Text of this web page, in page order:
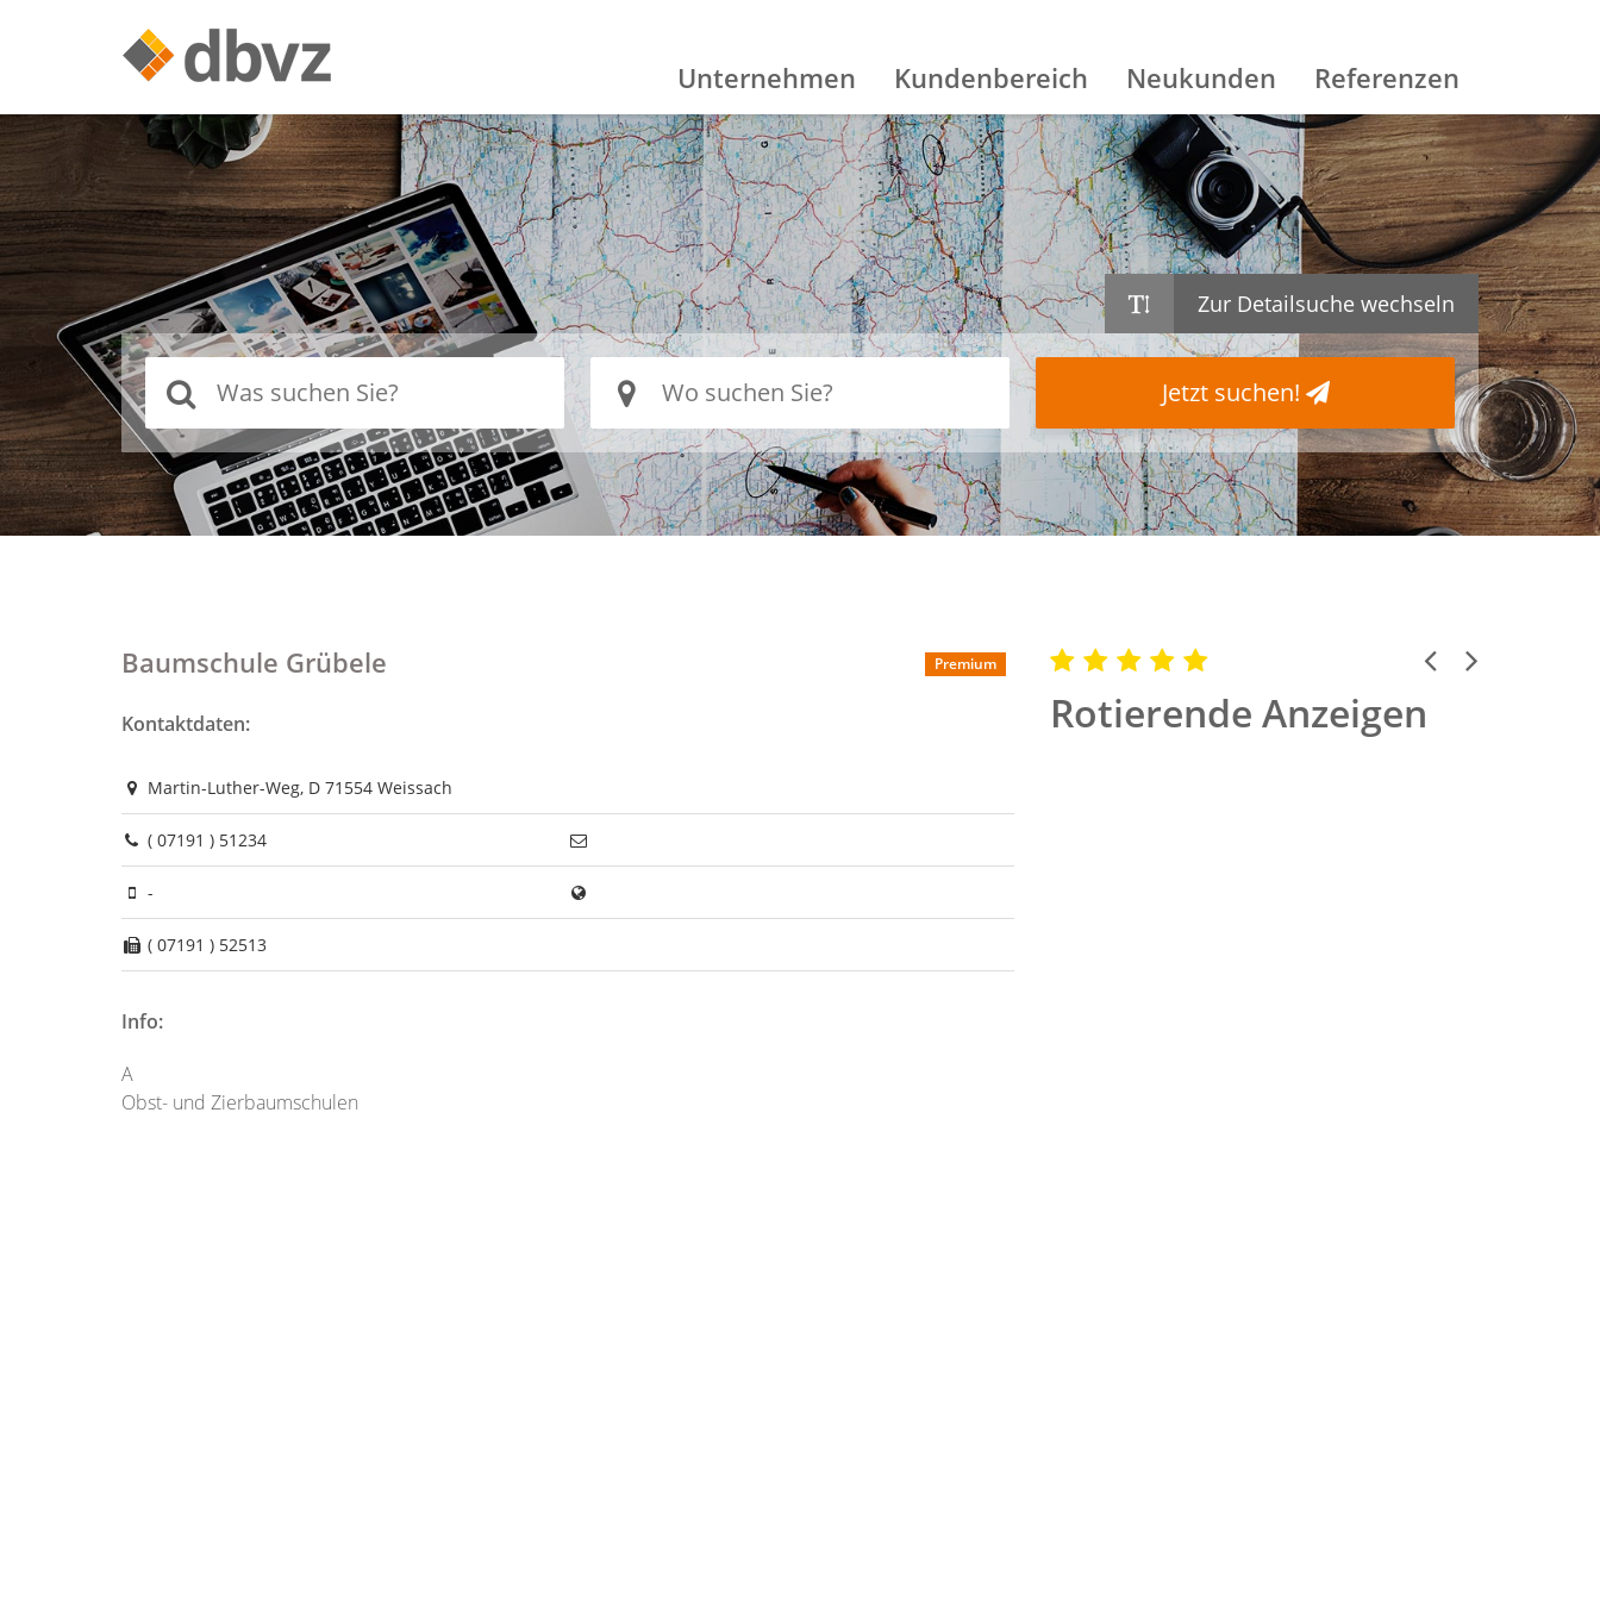
Unternehmen Kundenbereich Neukunden Referenzen
Zur Detailsuche wechseln
Jetzt suchen!
Baumschule Grübele Premium
Kontaktdaten:
Martin-Luther-Weg, D 71554 Weissach
( 07191 ) 51234
-
( 07191 ) 52513
Info:
A
Obst- und Zierbaumschulen
Rotierende Anzeigen
Previous
Next